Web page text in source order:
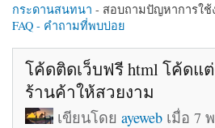
กระดานสนทนา - สอบถามปัญหาการใช้
FAQ - คำถามที่พบบ่อย
โค้ดติดเว็บฟรี html โค้ดแต่
ร้านค้าให้สวยงาม
เขียนโดยayeweb เมื่อ 7